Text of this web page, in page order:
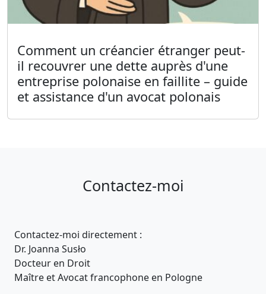
Comment un créancier étranger peut-
il recouvrer une dette auprès d'une
entreprise polonaise en faillite – guide
et assistance d'un avocat polonais
Contactez-moi
Contactez-moi directement :
Dr. Joanna Susło
Docteur en Droit
Maître et Avocat francophone en Pologne